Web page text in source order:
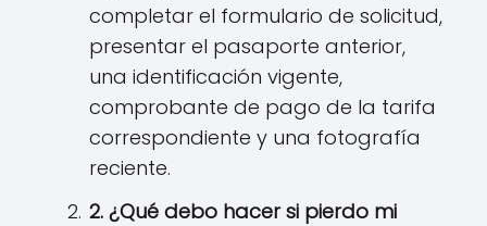
completar el formulario de solicitud,
presentar el pasaporte anterior,
una identificación vigente,
comprobante de pago de la tarifa
correspondiente y una fotografía
reciente.
2. ¿Qué debo hacer si pierdo mi